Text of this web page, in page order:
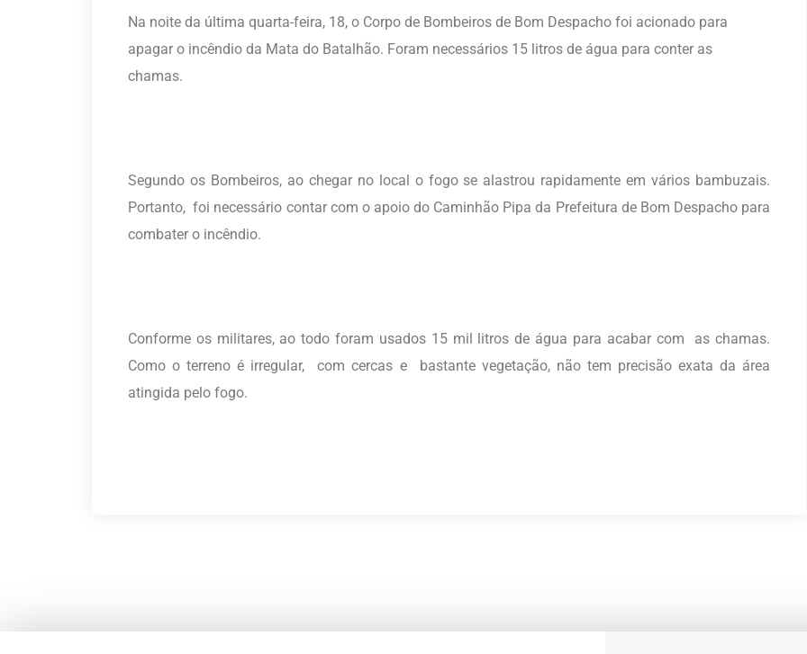
Na noite da última quarta-feira, 18, o Corpo de Bombeiros de Bom Despacho foi acionado para
apagar o incêndio da Mata do Batalhão. Foram necessários 15 litros de água para conter as
chamas.
Segundo os Bombeiros, ao chegar no local o fogo se alastrou rapidamente em vários bambuzais.
Portanto, foi necessário contar com o apoio do Caminhão Pipa da Prefeitura de Bom Despacho para
combater o incêndio.
Conforme os militares, ao todo foram usados 15 mil litros de água para acabar com as chamas.
Como o terreno é irregular, com cercas e bastante vegetação, não tem precisão exata da área
atingida pelo fogo.